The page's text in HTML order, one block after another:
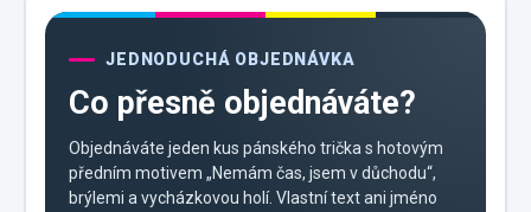
JEDNODUCHÁ OBJEDNÁVKA
Co přesně objednáváte?
Objednáváte jeden kus pánského trička s hotovým
předním motivem „Nemám čas, jsem v důchodu“,
brýlemi a vycházkovou holí. Vlastní text ani jméno